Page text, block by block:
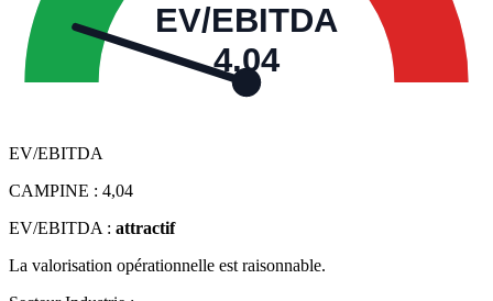
EV/EBITDA
4,04
EV/EBITDA
CAMPINE : 4,04
EV/EBITDA : attractif
La valorisation opérationnelle est raisonnable.